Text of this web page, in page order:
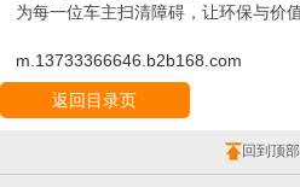
为每一位车主扫清障碍，让环保与价值
m.13733366646.b2b168.com
返回目录页
回到顶部